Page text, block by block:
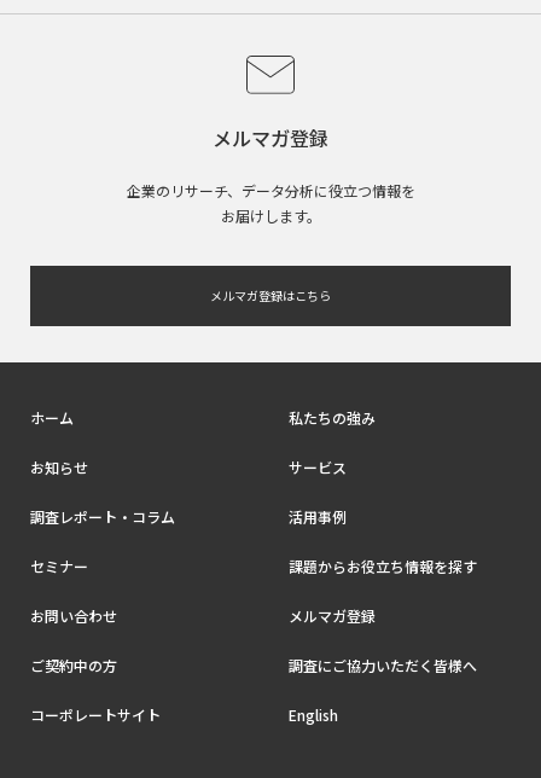
メルマガ登録
企業のリサーチ、データ分析に役立つ情報を
お届けします。
メルマガ登録はこちら
ホーム 私たちの強み
お知らせ サービス
調査レポート・コラム 活用事例
セミナー 課題からお役立ち情報を探す
お問い合わせ メルマガ登録
ご契約中の方 調査にご協力いただく皆様へ
コーポレートサイト English